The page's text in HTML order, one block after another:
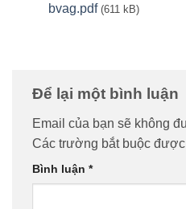
bvag.pdf (611 kB)
Để lại một bình luận
Email của bạn sẽ không
Các trường bắt buộc
Bình luận *